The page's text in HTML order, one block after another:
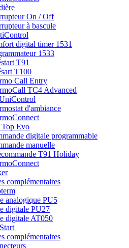
On / Off
à bascule
digital timer 1531
1533
T91
T100
Call Entry
TC4 Advanced
d'ambiance
Evo
digitale programmable
manuelle
T91 Holiday
complémentaires
analogique PU5
digitale PU27
digitale AT050
complémentaires